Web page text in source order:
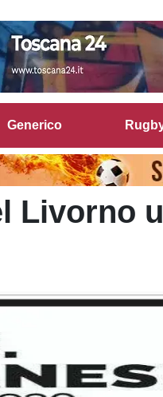
Generico
Livorno